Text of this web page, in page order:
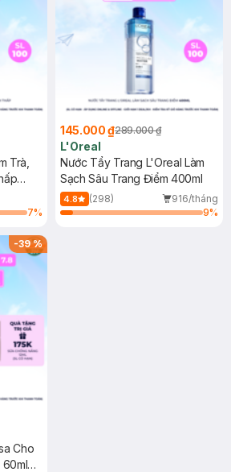
Trà,
7%
145.000 ₫289.000 ₫
L'Oreal
Nước Tẩy Trang L'Oreal Làm
Sạch Sâu Trang Điểm 400ml
4.8 (298)
916/tháng
9%
-39%
Cho
60ml